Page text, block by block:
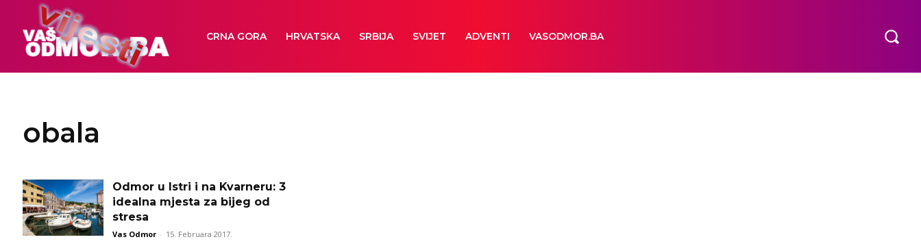
CRNA GORA HRVATSKA SRBIJA SVIJET ADVENTI VASODMOR.BA
obala
Odmor u Istri i na Kvarneru: 3
idealna mjesta za bijeg od
stresa
Vas Odmor - 15. Februara 2017.